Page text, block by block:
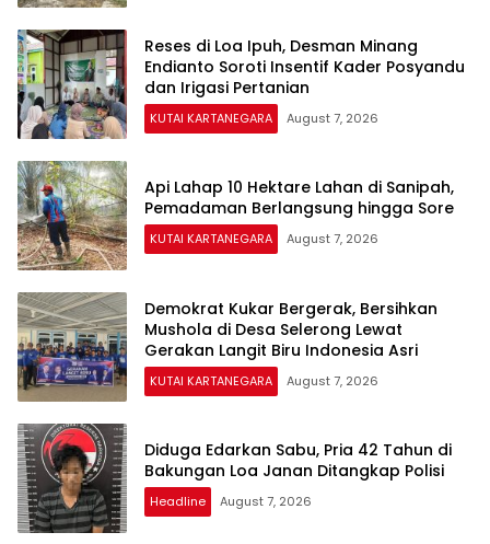
Reses di Loa Ipuh, Desman Minang
Endianto Soroti Insentif Kader Posyandu
dan Irigasi Pertanian
KUTAI KARTANEGARA August 7, 2026
Api Lahap 10 Hektare Lahan di Sanipah,
Pemadaman Berlangsung hingga Sore
KUTAI KARTANEGARA August 7, 2026
Demokrat Kukar Bergerak, Bersihkan
Mushola di Desa Selerong Lewat
Gerakan Langit Biru Indonesia Asri
KUTAI KARTANEGARA August 7, 2026
Diduga Edarkan Sabu, Pria 42 Tahun di
Bakungan Loa Janan Ditangkap Polisi
Headline August 7, 2026